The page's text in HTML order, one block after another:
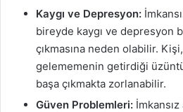
Kaygı ve Depresyon:
bireyde kaygı ve depresyon
çıkmasına neden olabilir.
gelememenin getirdiği
başa çıkmakta zorlanabilir.
Güven Problemleri: